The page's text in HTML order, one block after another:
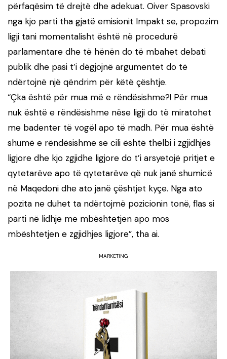
përfaqësim të drejtë dhe adekuat. Oiver Spasovski
nga kjo parti tha gjatë emisionit Impakt se, propozim
ligji tani momentalisht është në procedurë
parlamentare dhe të hënën do të mbahet debati
publik dhe pasi t’i dëgjojnë argumentet do të
ndërtojnë një qëndrim për këtë çështje.
“Çka është për mua më e rëndësishme?! Për mua
nuk është e rëndësishme nëse ligji do të miratohet
me badenter të vogël apo të madh. Për mua është
shumë e rëndësishme se cili është thelbi i zgjidhjes
ligjore dhe kjo zgjidhe ligjore do t’i arsyetojë pritjet e
qytetarëve apo të qytetarëve që nuk janë shumicë
në Maqedoni dhe ato janë çështjet kyçe. Nga ato
pozita ne duhet ta ndërtojmë pozicionin tonë, flas si
parti në lidhje me mbështetjen apo mos
mbështetjen e zgjidhjes ligjore”, tha ai.
MARKETING